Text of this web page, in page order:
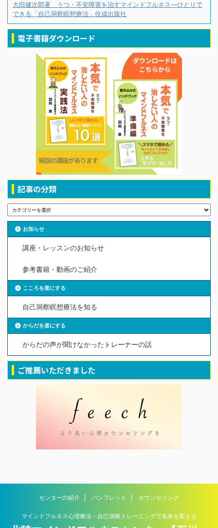
大田健次郎著 うつ・不安障害を治すマインドフルネス―ひとりで
できる「自己洞察瞑想療法」佼成出版社
電子書籍ダウンロード
記事の分類
お知らせ
講座・レッスンのお知らせ
参考書籍・動画のご紹介
こころを楽にする
自己洞察瞑想療法を知る
からだを楽にする
からだの声が聞けなかったトレーナーの話
ご推薦いただきました
センターの紹介 パンフレット カウンセリング
マインドフルネス心理療法・自己洞察トレーニングで未来を変える